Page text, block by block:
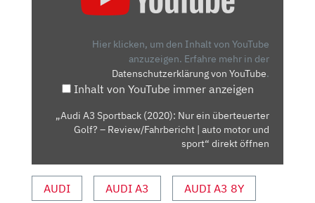
SPORTBACK
ÜBERTEUERTER
GOLF?
REVIEW/FAHRBERICHT
MOTOR
UND
Hier klicken, um den Inhalt von YouTube
anzuzeigen. Erfahre mehr in der
Datenschutzerklärung von YouTube.
Inhalt von YouTube immer anzeigen
„Audi A3 Sportback (2020): Nur ein überteuerter
Golf? – Review/Fahrbericht | auto motor und
sport“ direkt öffnen
AUDI AUDI A3 AUDI A3 8Y